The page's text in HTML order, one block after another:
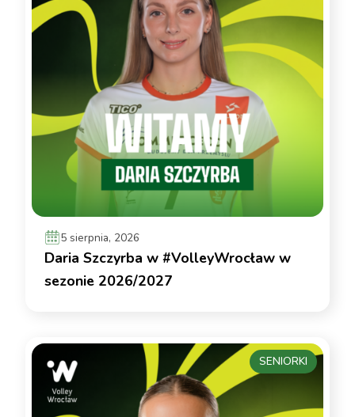
5 sierpnia, 2026
Daria Szczyrba w #VolleyWrocław w
sezonie 2026/2027
SENIORKI